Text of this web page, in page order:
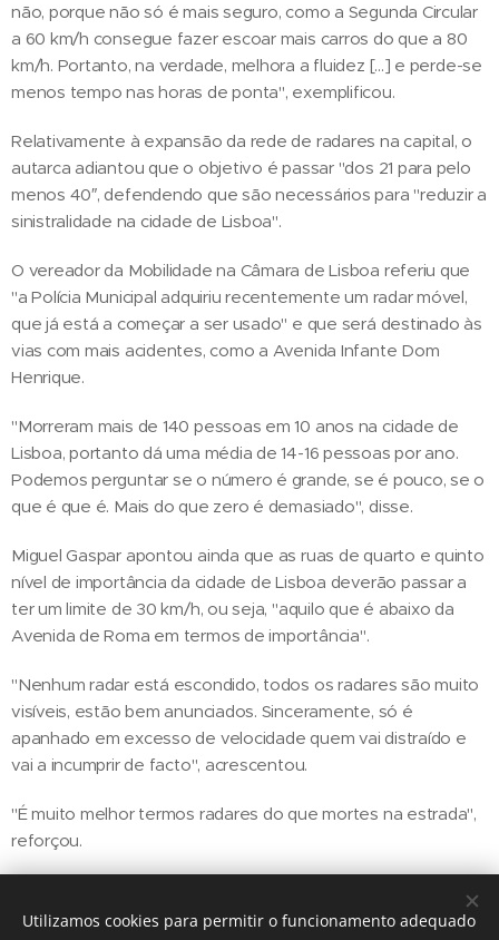
não, porque não só é mais seguro, como a Segunda Circular
a 60 km/h consegue fazer escoar mais carros do que a 80
km/h. Portanto, na verdade, melhora a fluidez [...] e perde-se
menos tempo nas horas de ponta", exemplificou.
Relativamente à expansão da rede de radares na capital, o
autarca adiantou que o objetivo é passar "dos 21 para pelo
menos 40″, defendendo que são necessários para "reduzir a
sinistralidade na cidade de Lisboa".
O vereador da Mobilidade na Câmara de Lisboa referiu que
"a Polícia Municipal adquiriu recentemente um radar móvel,
que já está a começar a ser usado" e que será destinado às
vias com mais acidentes, como a Avenida Infante Dom
Henrique.
"Morreram mais de 140 pessoas em 10 anos na cidade de
Lisboa, portanto dá uma média de 14-16 pessoas por ano.
Podemos perguntar se o número é grande, se é pouco, se o
que é que é. Mais do que zero é demasiado", disse.
Miguel Gaspar apontou ainda que as ruas de quarto e quinto
nível de importância da cidade de Lisboa deverão passar a
ter um limite de 30 km/h, ou seja, "aquilo que é abaixo da
Avenida de Roma em termos de importância".
"Nenhum radar está escondido, todos os radares são muito
visíveis, estão bem anunciados. Sinceramente, só é
apanhado em excesso de velocidade quem vai distraído e
vai a incumprir de facto", acrescentou.
"É muito melhor termos radares do que mortes na estrada",
reforçou.
Share
Utilizamos cookies para permitir o funcionamento adequado